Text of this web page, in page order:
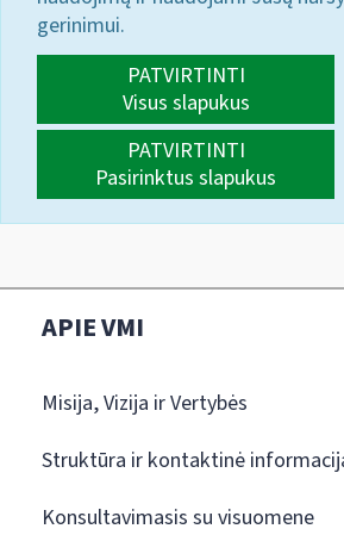
gerinimui.
PATVIRTINTI
Visus slapukus
PATVIRTINTI
Pasirinktus slapukus
APIE VMI
Misija, Vizija ir Vertybės
Struktūra ir kontaktinė
Konsultavimasis su visuomene